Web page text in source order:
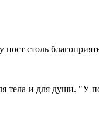
столь
и для души. "У